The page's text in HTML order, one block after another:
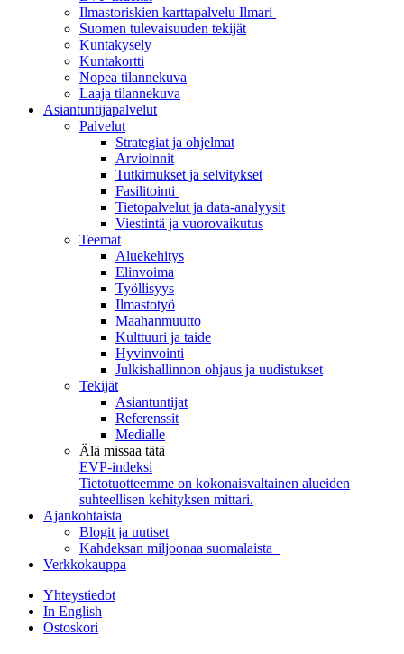
Ilmastoriskien karttapalvelu Ilmari
Suomen tulevaisuuden tekijät
Kuntakysely
Kuntakortti
Nopea tilannekuva
Laaja tilannekuva
Asiantuntijapalvelut
Palvelut
Strategiat ja ohjelmat
Arvioinnit
Tutkimukset ja selvitykset
Fasilitointi
Tietopalvelut ja data-analyysit
Viestintä ja vuorovaikutus
Teemat
Aluekehitys
Elinvoima
Työllisyys
Ilmastotyö
Maahanmuutto
Kulttuuri ja taide
Hyvinvointi
Julkishallinnon ohjaus ja uudistukset
Tekijät
Asiantuntijat
Referenssit
Medialle
Älä missaa tätä
EVP-indeksi
Tietotuotteemme on kokonaisvaltainen alueiden
suhteellisen kehityksen mittari.
Ajankohtaista
Blogit ja uutiset
Kahdeksan miljoonaa suomalaista
Verkkokauppa
Yhteystiedot
In English
Ostoskori